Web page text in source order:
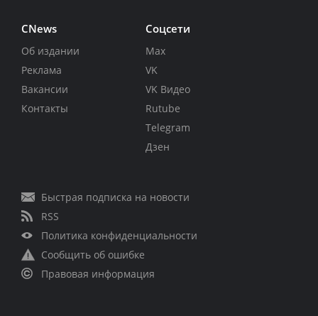
CNews
Об издании
Реклама
Вакансии
Контакты
Соцсети
Max
VK
VK Видео
Rutube
Telegram
Дзен
Быстрая подписка на новости
RSS
Политика конфиденциальности
Сообщить об ошибке
Правовая информация